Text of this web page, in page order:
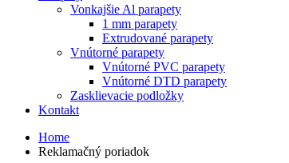
Vonkajšie Al parapety
1 mm parapety
Extrudované parapety
Vnútorné parapety
Vnútorné PVC parapety
Vnútorné DTD parapety
Zasklievacie podložky
Kontakt
Home
Reklamačný poriadok